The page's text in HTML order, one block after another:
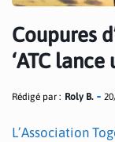
Coupures
‘ATC
Rédigé par : Roly B.
L’Association